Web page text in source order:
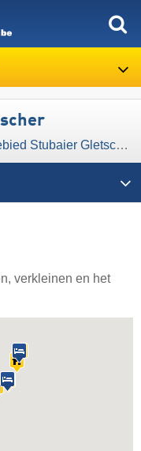
Stubaier Gletscher
verkleinen en het